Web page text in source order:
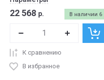
В наличии 6
22 568 р.
К сравнению
В избранное